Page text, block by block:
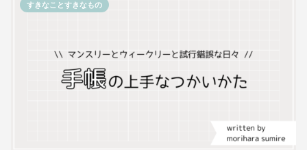
すきなことすきなもの